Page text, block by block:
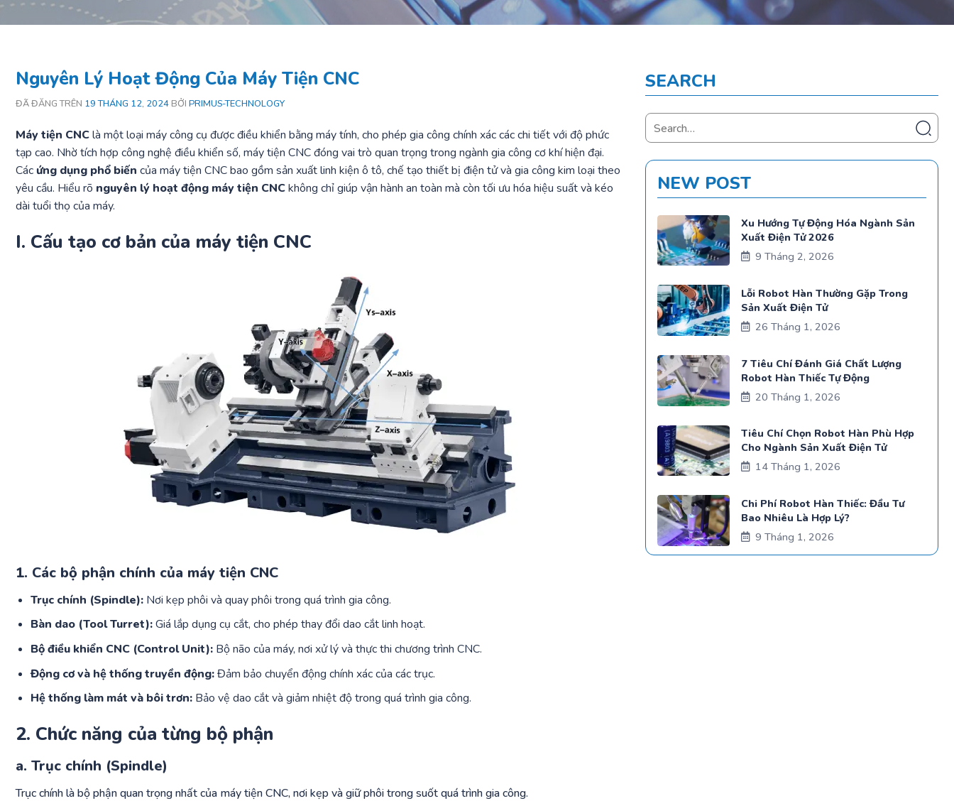
Nguyên Lý Hoạt Động Của Máy Tiện CNC
ĐÃ ĐĂNG TRÊN 19 THÁNG 12, 2024 BỞI PRIMUS-TECHNOLOGY
Máy tiện CNClà một loại máy công cụ được điều khiển bằng máy tính, cho phép gia công chính xác các chi tiết với độ phức
tạp cao. Nhờ tích hợp công nghệ điều khiển số, máy tiện CNC đóng vai trò quan trọng trong ngành gia công cơ khí hiện đại.
Cácứng dụng phổ biến của máy tiện CNC bao gồm sản xuất linh kiện ô tô, chế tạo thiết bị điện tử và gia công kim loại theo
yêu cầu. Hiểu rõ nguyên lý hoạt động máy tiện CNCkhông chỉ giúp vận hành an toàn mà còn tối ưu hóa hiệu suất và kéo
dài tuổi thọ của máy.
I. Cấu tạo cơ bản của máy tiện CNC
1. Các bộ phận chính của máy tiện CNC
Trục chính (Spindle):Nơi kẹp phôi và quay phôi trong quá trình gia công.
Bàn dao (Tool Turret):Giá lắp dụng cụ cắt, cho phép thay đổi dao cắt linh hoạt.
Bộ điều khiển CNC (Control Unit):Bộ não của máy, nơi xử lý và thực thi chương trình CNC.
Động cơ và hệ thống truyền động:Đảm bảo chuyển động chính xác của các trục.
Hệ thống làm mát và bôi trơn:Bảo vệ dao cắt và giảm nhiệt độ trong quá trình gia công.
2. Chức năng của từng bộ phận
a. Trục chính (Spindle)
Trục chính là bộ phận quan trọng nhất của máy tiện CNC, nơi kẹp và giữ phôi trong suốt quá trình gia công.
SEARCH
NEW POST
Xu Hướng Tự Động Hóa Ngành Sản
Xuất Điện Tử 2026
9 Tháng 2, 2026
Lỗi Robot Hàn Thường Gặp Trong
Sản Xuất Điện Tử
26 Tháng 1, 2026
7 Tiêu Chí Đánh Giá Chất Lượng
Robot Hàn Thiếc Tự Động
20 Tháng 1, 2026
Tiêu Chí Chọn Robot Hàn Phù Hợp
Cho Ngành Sản Xuất Điện Tử
14 Tháng 1, 2026
Chi Phí Robot Hàn Thiếc: Đầu Tư
Bao Nhiêu Là Hợp Lý?
9 Tháng 1, 2026